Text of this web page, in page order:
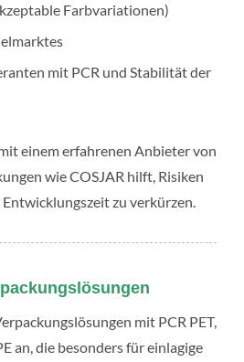
Farbvariationen)
mit PCR und Stabilität der
einem erfahrenen Anbieter von
wie COSJAR hilft, Risiken
zu verkürzen.
mit PCR PET,
an, die besonders für einlagige